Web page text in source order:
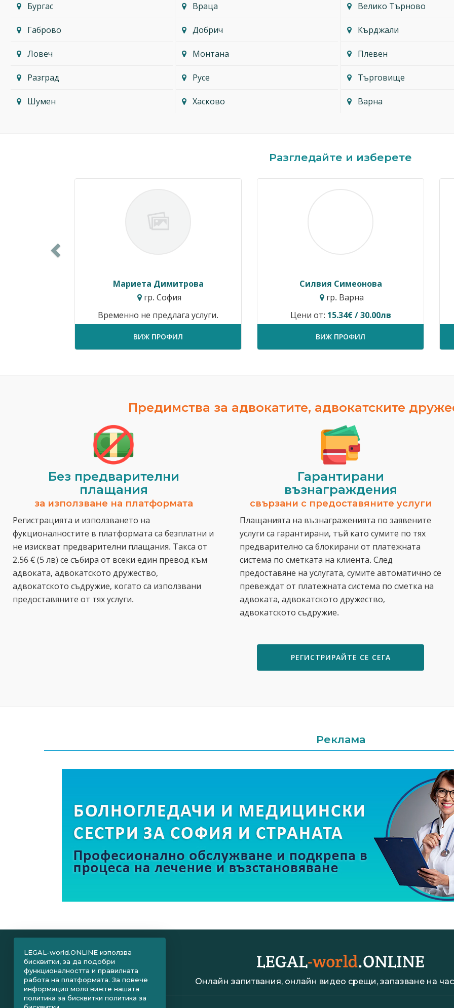
Бургас Враца Велико Търново
Габрово Добрич Кърджали
Ловеч Монтана Плевен
Разград Русе Търговище
Шумен Хасково Варна
Разгледайте и изберете
Силвия Симеонова
гр. Варна
Цени от:15.34€ / 30.00лв
ВИЖ ПРОФИЛ
Димитър Кавалджиев
гр. София
40.90€ / 80.00лв
ВИЖ ПРОФИЛ
Предимства за адвокатите, адвокатските
Без предварителни
плащания
за използване на платформата
Регистрацията и използването на
фукционалностите в платформата са безплатни и
не изискват предварителни плащания. Такса от
2.56 € (5 лв) се събира от всеки един превод към
адвоката, адвокатското дружество,
адвокатското съдружие, когато са използвани
предоставяните от тях услуги.
Гарантирани
възнаграждения
свързани с предоставяните услуги
Плащанията на възнаграженията по заявените
услуги са гарантирани, тъй като сумите по тях
предварително са блокирани от платежната
система по сметката на клиента. След
предоставяне на услугата, сумите автоматично се
превеждат от платежната система по сметка на
адвоката, адвокатското дружество,
адвокатското съдружие.
РЕГИСТРИРАЙТЕ СЕ СЕГА
Реклама
Онлайн запитвания, онлайн видео срещи, запазване на
LEGAL-world.ONLINE използва
бисквитки, за да подобри
функционалността и правилната
работа на платформата. За повече
информация моля вижте нашата
политика за бисквитки политика за